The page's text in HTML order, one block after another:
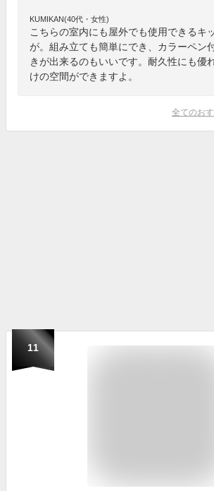
KUMIKAN(40代・女性)
こちらの室内にも屋外でも使用できるキ
が。組み立ても簡単にでき、カラーペン
きが出来るのもいいです。耐久性にも優
けの空間ができますよ。
全てのお
11